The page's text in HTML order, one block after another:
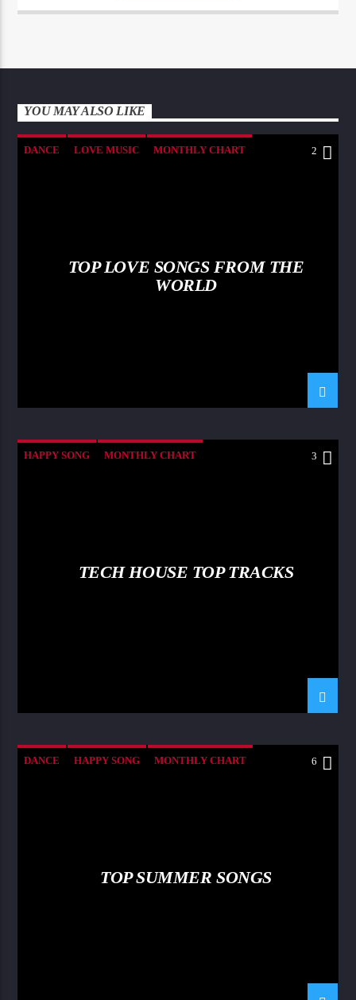
sodales.
YOU MAY ALSO LIKE
DANCE LOVE MUSIC MONTHLY CHART 2
TOP LOVE SONGS FROM THE
WORLD
HAPPY SONG MONTHLY CHART 3
TECH HOUSE TOP TRACKS
DANCE HAPPY SONG MONTHLY CHART 6
TOP SUMMER SONGS